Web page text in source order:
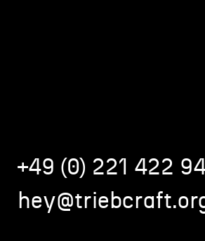
+49 (0) 221 422